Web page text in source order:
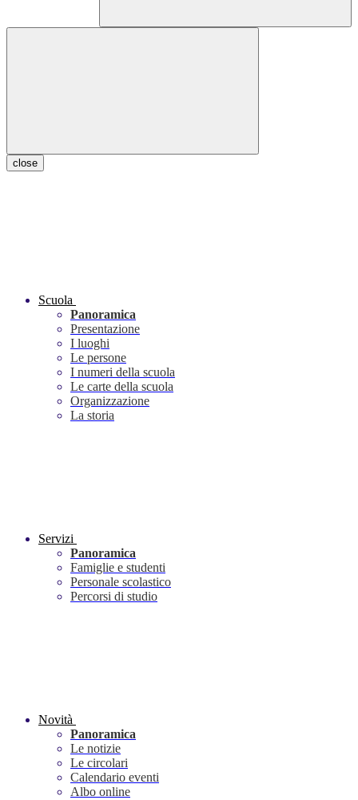
close
Scuola
Panoramica
Presentazione
I luoghi
Le persone
I numeri della scuola
Le carte della scuola
Organizzazione
La storia
Servizi
Panoramica
Famiglie e studenti
Personale scolastico
Percorsi di studio
Novità
Panoramica
Le notizie
Le circolari
Calendario eventi
Albo online